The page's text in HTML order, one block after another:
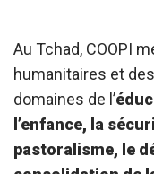
Au Tchad, COOPI
humanitaires et
domaines de l’
l’enfance, la
pastoralisme, le